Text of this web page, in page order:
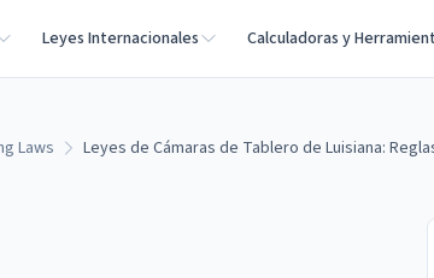
Leyes Internacionales Calculadoras y
Laws Leyes de Cámaras de Tablero de Luisiana: